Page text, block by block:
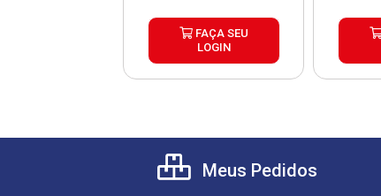
FAÇA SEU
LOGIN
Meus Pedidos